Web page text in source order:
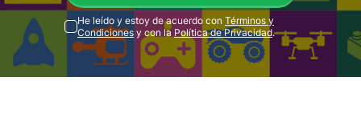
He leído y estoy de acuerdo con Términos y
Condiciones y con la Política de Privacidad.